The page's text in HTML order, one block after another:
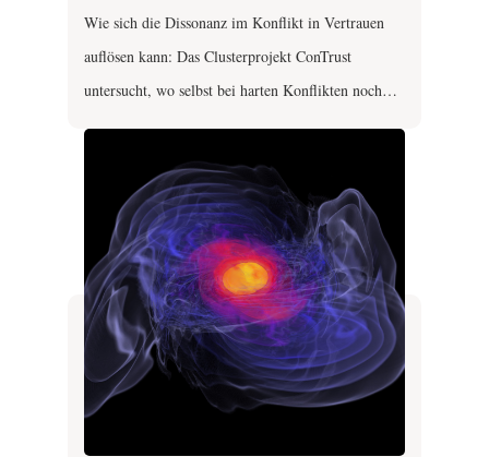
Wie sich die Dissonanz im Konflikt in Vertrauen
auflösen kann: Das Clusterprojekt ConTrust
untersucht, wo selbst bei harten Konflikten noch…